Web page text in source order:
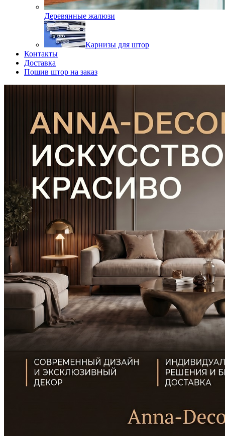
Деревянные жалюзи
Карнизы для штор
Контакты
Доставка
Пошив штор на заказ